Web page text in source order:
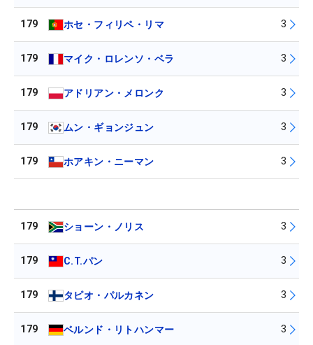
179 ホセ・フィリペ・リマ 3
179 マイク・ロレンソ・ベラ 3
179 アドリアン・メロンク 3
179 ムン・ギョンジュン 3
179 ホアキン・ニーマン 3
179 ショーン・ノリス 3
179 C.T.パン 3
179 タピオ・パルカネン 3
179 ベルンド・リトハンマー 3